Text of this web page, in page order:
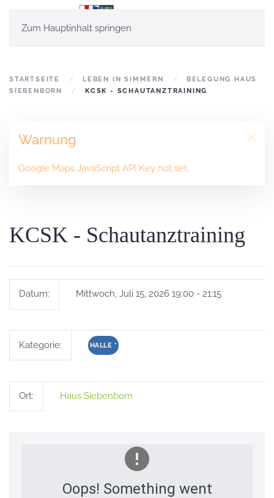
Zum Hauptinhalt springen
STARTSEITE LEBEN IN SIMMERN
BELEGUNG HAUS
SIEBENBORN
KCSK - SCHAUTANZTRAINING
Warnung
Google Maps JavaScript API Key not set.
KCSK - Schautanztraining
Datum: Mittwoch, Juli 15, 2026 19:00 - 21:15
Kategorie: HALLE *
Ort: Haus Siebenborn
Oops! Something went